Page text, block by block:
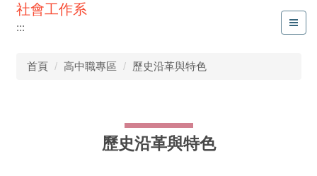
社會工作系
:::
首頁 高中職專區 歷史沿革與特色
歷史沿革與特色